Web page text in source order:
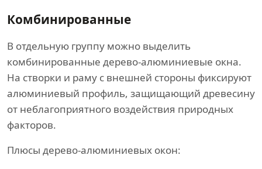
Комбинированные
В отдельную группу можно выделить
комбинированные дерево-алюминиевые окна.
На створки и раму с внешней стороны фиксируют
алюминиевый профиль, защищающий древесину
от неблагоприятного воздействия природных
факторов.
Плюсы дерево-алюминиевых окон: